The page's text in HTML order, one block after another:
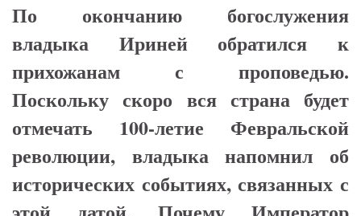
По окончанию богослужения
владыка Ириней обратился к
прихожанам с проповедью.
Поскольку скоро вся страна будет
отмечать 100-летие Февральской
революции, владыка напомнил об
исторических событиях, связанных с